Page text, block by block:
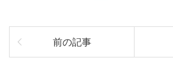
前の記事